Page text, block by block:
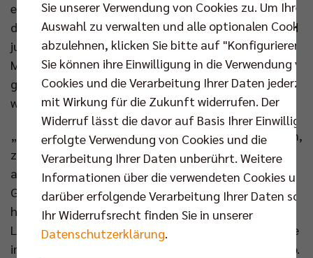
ersten bis zum letzten Tag Bestand hatte. Trotz nur
drei Siegen in 22 Spielen. Trotz einer talentierten und
jungen, aber nicht immer konkurrenzfähigen
Mannschaft. In jener Saison wurde die Basis dafür
gelegt, dass es wieder aufwärtsgehen kann. Jetzt
werden die ersten Früchte eingefahren.
„Die Netzhoppers haben sich bemüht, die letzten ein,
zwei Jahre Stabilität zu schaffen. Das ist ihnen
anscheinend gelungen“, lobt Kaweh Niroomand,
Geschäftsführer der BR Volleys. Mehrere Schritte
haben dazu beigetragen: Der Umzug von der
Landkost-Arena in Bestensee in die Paul-Dinter-Halle
in Königs Wusterhausen. Zurück zu den Wurzeln also.
Sie unserer Verwendung von Cookies zu. Um Ihre
Auswahl zu verwalten und alle optionalen Cookies
abzulehnen, klicken Sie bitte auf "Konfigurieren".
Sie können ihre Einwilligung in die Verwendung
Cookies und die Verarbeitung Ihrer Daten
mit Wirkung für die Zukunft widerrufen. Der
Widerruf lässt die davor auf Basis Ihrer
erfolgte Verwendung von Cookies und die
Verarbeitung Ihrer Daten unberührt. Weitere
Informationen über die verwendeten Cookies und
darüber erfolgende Verarbeitung Ihrer Daten
Ihr Widerrufsrecht finden Sie in unserer
Datenschutzerklärung.